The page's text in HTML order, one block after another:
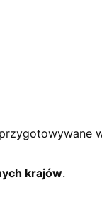
krajów.